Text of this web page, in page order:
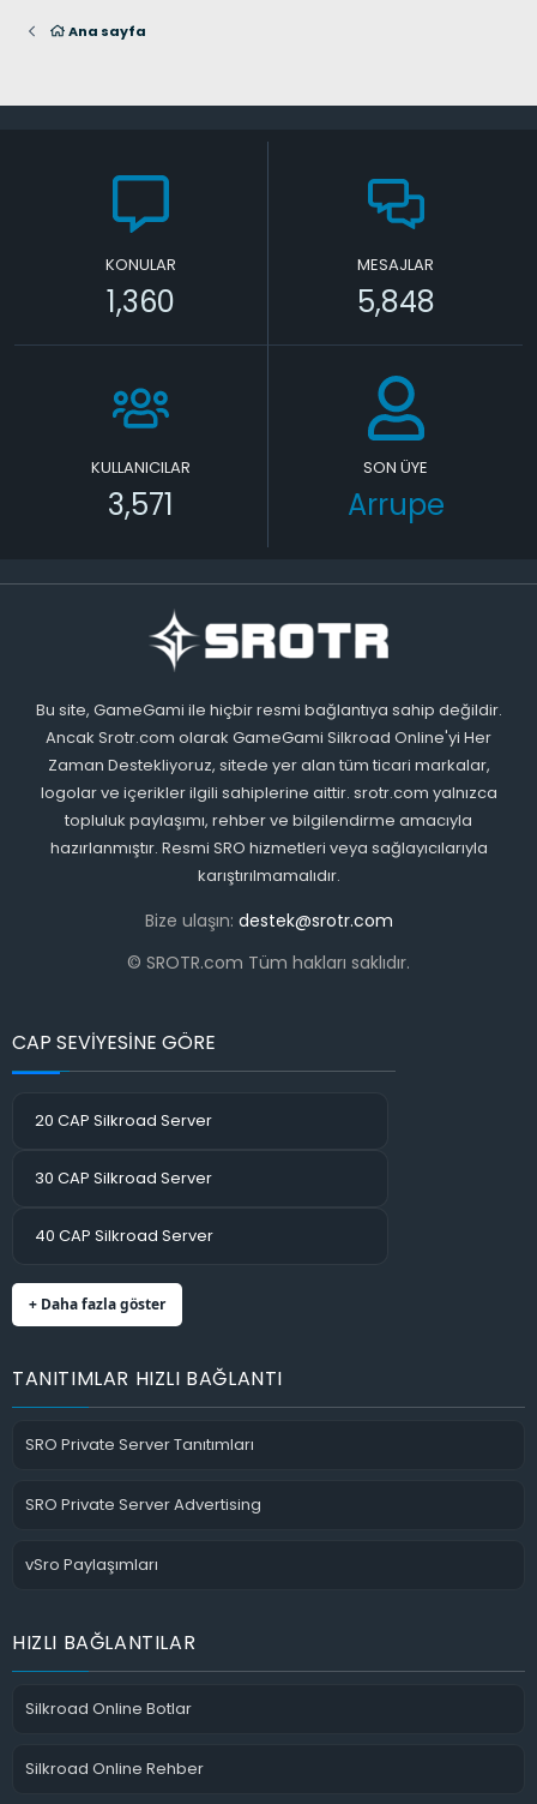
Ana sayfa
KONULAR
1,360
MESAJLAR
5,848
KULLANICILAR
3,571
SON ÜYE
Arrupe
Bu site, GameGami ile hiçbir resmi bağlantıya sahip değildir.
Ancak Srotr.com olarak GameGami Silkroad Online'yi Her
Zaman Destekliyoruz, sitede yer alan tüm ticari markalar,
logolar ve içerikler ilgili sahiplerine aittir. srotr.com yalnızca
topluluk paylaşımı, rehber ve bilgilendirme amacıyla
hazırlanmıştır. Resmi SRO hizmetleri veya sağlayıcılarıyla
karıştırılmamalıdır.
Bize ulaşın: destek@srotr.com
© SROTR.com Tüm hakları saklıdır.
CAP SEVİYESİNE GÖRE
20 CAP Silkroad Server
30 CAP Silkroad Server
40 CAP Silkroad Server
+ Daha fazla göster
TANITIMLAR HIZLI BAĞLANTI
SRO Private Server Tanıtımları
SRO Private Server Advertising
vSro Paylaşımları
HIZLI BAĞLANTILAR
Silkroad Online Botlar
Silkroad Online Rehber